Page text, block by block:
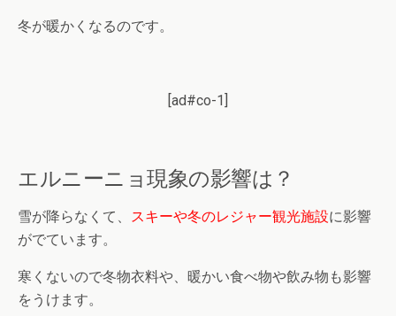
冬が暖かくなるのです。
[ad#co-1]
エルニーニョ現象の影響は？
雪が降らなくて、 スキーや冬のレジャー観光施設に影響
がでています。
寒くないので冬物衣料や、暖かい食べ物や飲み物も影響
をうけます。